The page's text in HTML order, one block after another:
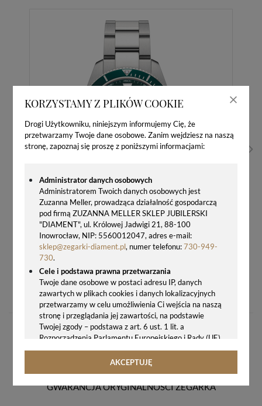
KORZYSTAMY Z PLIKÓW COOKIE
Drogi Użytkowniku, niniejszym informujemy Cię, że
przetwarzamy Twoje dane osobowe. Zanim wejdziesz na naszą
stronę, zapoznaj się proszę z poniższymi informacjami:
Administrator danych osobowych
Administratorem Twoich danych osobowych jest
Zuzanna Meller, prowadząca działalność gospodarczą
pod firmą ZUZANNA MELLER SKLEP JUBILERSKI
"DIAMENT", ul. Królowej Jadwigi 21, 88-100
Inowrocław, NIP: 5560012047, adres e-mail:
sklep@zegarki-diament.pl, numer telefonu:730-949-
730.
Cele i podstawa prawna przetwarzania
Twoje dane osobowe w postaci adresu IP, danych
zawartych w plikach cookies i danych lokalizacyjnych
przetwarzamy w celu umożliwienia Ci wejścia na naszą
stronę i przeglądania jej zawartości, na podstawie
Twojej zgody – podstawa z art. 6 ust. 1 lit. a
Rozporządzenia Parlamentu Europejskiego i Rady (UE)
2016/679 z 27.04.2016 r. w sprawie ochrony osób
fizycznych w związku z przetwarzaniem danych
rozporządzenie o ochronie danych, tj. RODO).
AKCEPTUJĘ
2190,00 zł
GWARANCJA ORYGINALNOŚCI ZEGARKA